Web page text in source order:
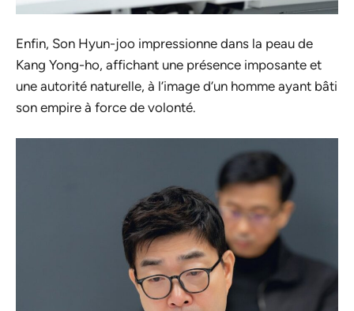
Enfin, Son Hyun-joo impressionne dans la peau de
Kang Yong-ho, affichant une présence imposante et
une autorité naturelle, à l’image d’un homme ayant bâti
son empire à force de volonté.